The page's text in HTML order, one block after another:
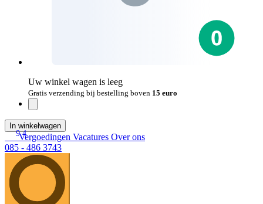
Uw winkel wagen is leeg
Gratis verzending bij bestelling boven 15 euro
In winkelwagen
9.4
Vergoedingen Vacatures Over ons
085 - 486 3743